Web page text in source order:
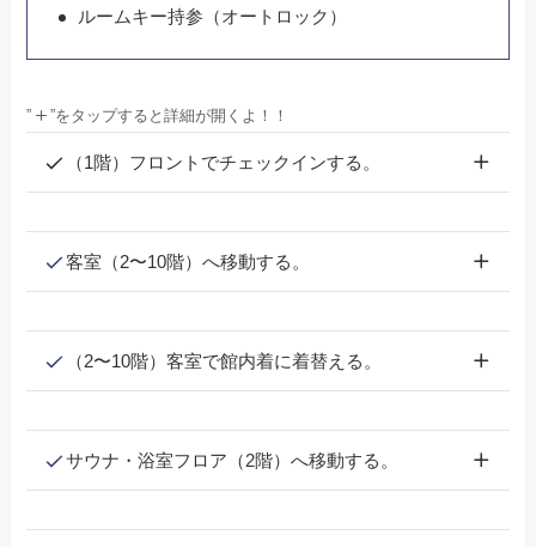
ルームキー持参（オートロック）
” ”をタップすると詳細が開くよ！！
（1階）フロントでチェックインする。
客室（2〜10階）へ移動する。
（2〜10階）客室で館内着に着替える。
サウナ・浴室フロア（2階）へ移動する。